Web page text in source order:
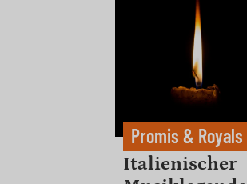
Promis & Royals
Italienischer